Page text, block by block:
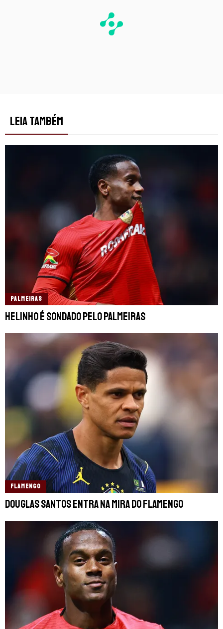
LEIA TAMBÉM
PALMEIRAS
Helinho é sondado pelo Palmeiras
FLAMENGO
Douglas Santos entra na mira do Flamengo